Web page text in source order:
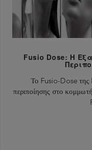
Fusio Dose: Η
Το Fusio-Dose της
περιποίησης στο